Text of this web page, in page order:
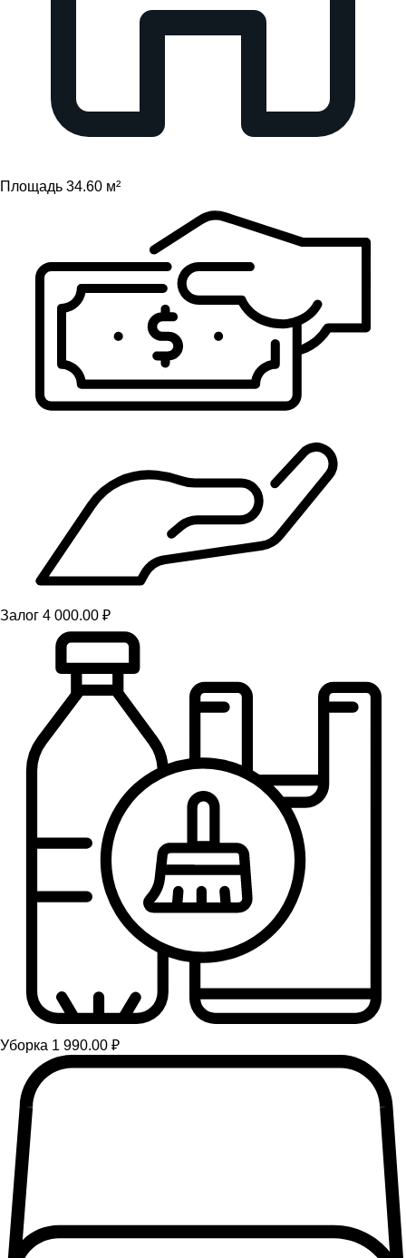
Площадь 34.60 м²
Залог 4 000.00 ₽
Уборка 1 990.00 ₽